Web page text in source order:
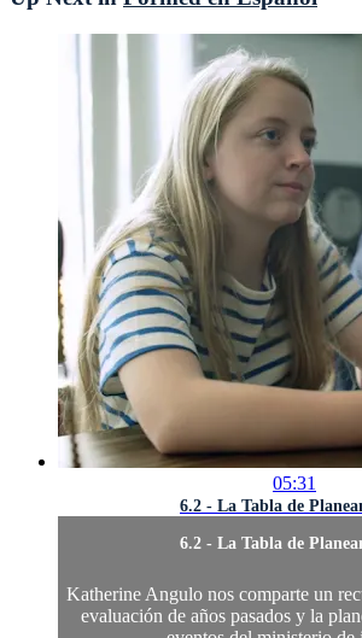
05:31
6.2 - La Tabla de
6.2 - La Tabla de
Katherine Angulo nos comparte un
evaluación de años pasados y la